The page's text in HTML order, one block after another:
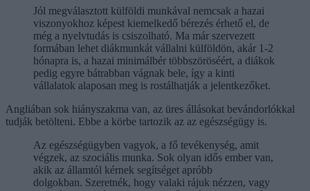
Jól megválasztott külföldi munkával nemcsak a hazai
viszonyokhoz képest kiemelkedő bérezés érhető el, de
még a nyelvtudás is csiszolható. Ma már szervezett
formában lehet diákmunkát vállalni külföldön, akár 1-2
hónapra is, a hazai minimálbér többszöröséért, a diákok
pedig egyre bátrabban vágnak bele, így a kinti
vállalatok alaposan meg is rostálhatják a jelentkezőket.
Angliában sok hiányszakma van, az üres állásokat bevándorlókkal
tudják betölteni. Ebbe a körbe tartozik az az egészségügy is.
Az egészségügyben vagyok, a fő tevékenység, amit
végzek, az szociális munka. Sok olyan idős ember van,
akik az államtól kérnek segítséget apróbb
dolgokban. Szeretnék, hogy valaki rájuk nézzen, vagy